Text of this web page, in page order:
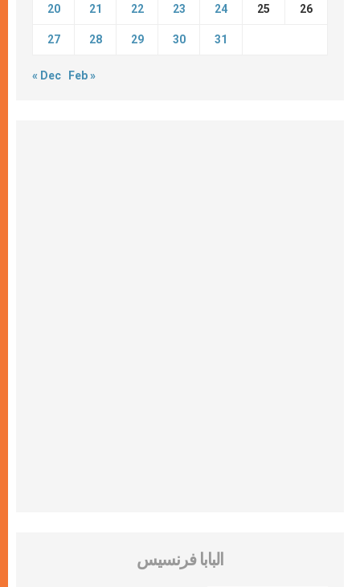
20 21 22 23 24 25 26
27 28 29 30 31
« Dec Feb »
البابا فرنسيس